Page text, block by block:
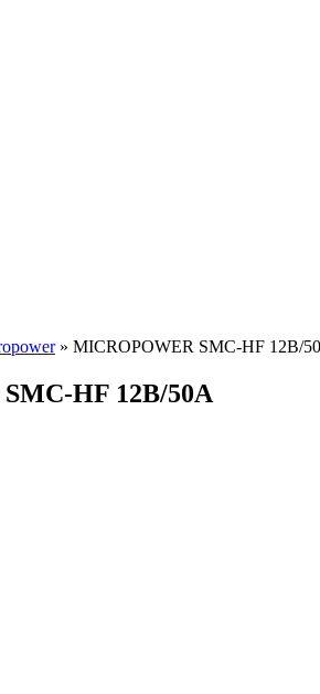
» MICROPOWER SMC-HF 12В/
SMC-HF 12В/50А